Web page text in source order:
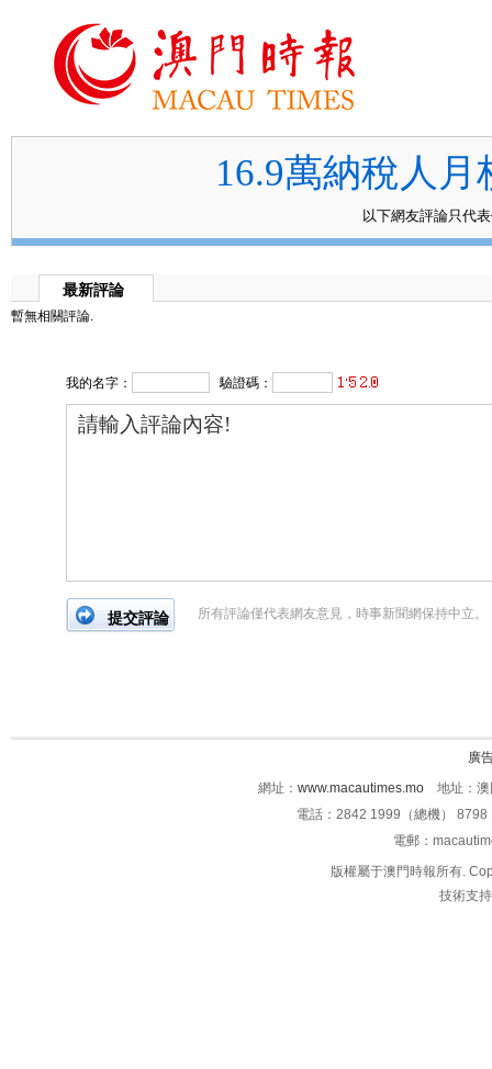
16.9萬納稅人
以下網友評論只代
最新評論
暫無相關評論.
我的名字： 驗證碼：
所有評論僅代表網友意見，時事新聞網保持中立。
廣
網址： www.macautimes.mo 地址：澳
電話：2842 1999（總機）
電郵：
版權屬于澳門時報所有.
技術支